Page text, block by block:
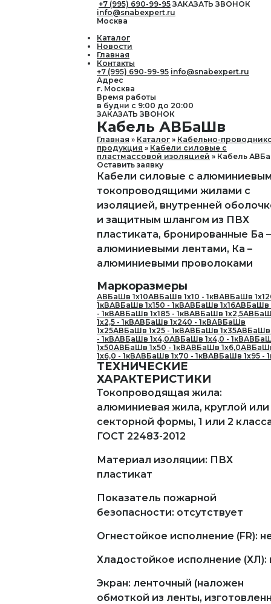
+7 (995) 690-99-95 ЗАКАЗАТЬ ЗВОНОК
info@snabexpert.ru
Москва
Каталог
Новости
Главная
Контакты
+7 (995) 690-99-95 info@snabexpert.ru
Адрес
г. Москва
Время работы
в будни с 9:00 до 20:00
ЗАКАЗАТЬ ЗВОНОК
Кабель АВБаШв
Главная Каталог
Кабельно-
продукция
Кабели силовые с
пластмассовой изоляцией
Кабель
Оставить заявку
Кабели силовые с
токопроводящими жилами с
изоляцией, внутренней
и защитным шлангом из ПВХ
пластиката, бронированные Ба –
алюминиевыми лентами, Ка –
алюминиевыми проволоками
Маркоразмеры
АВБаШв 1х10АВБаШв 1х10 - 1кВАВБаШв
1кВАВБаШв 1х150 - 1кВАВБаШв 1х16АВБаШв
- 1кВАВБаШв 1х185 - 1кВАВБаШв 1х2,5
1х2,5 - 1кВАВБаШв 1х240 - 1кВАВБаШв
1х25АВБаШв 1х25 - 1кВАВБаШв 1х35АВБаШв
- 1кВАВБаШв 1х4,0АВБаШв 1х4,0 - 1кВ
1х50АВБаШв 1х50 - 1кВАВБаШв 1х6,0
1х6,0 - 1кВАВБаШв 1х70 - 1кВАВБаШв 1х95 -
ТЕХНИЧЕСКИЕ
ХАРАКТЕРИСТИКИ
Токопроводящая жила:
алюминиевая жила, круглой или
секторной формы, 1 или 2
ГОСТ 22483-2012
Материал изоляции: ПВХ
пластикат
Показатель пожарной
безопасности: отсутствует
Огнестойкое исполнение (FR):
Хладостойкое исполнение (ХЛ):
Экран: ленточный (наложен
обмоткой из ленты,